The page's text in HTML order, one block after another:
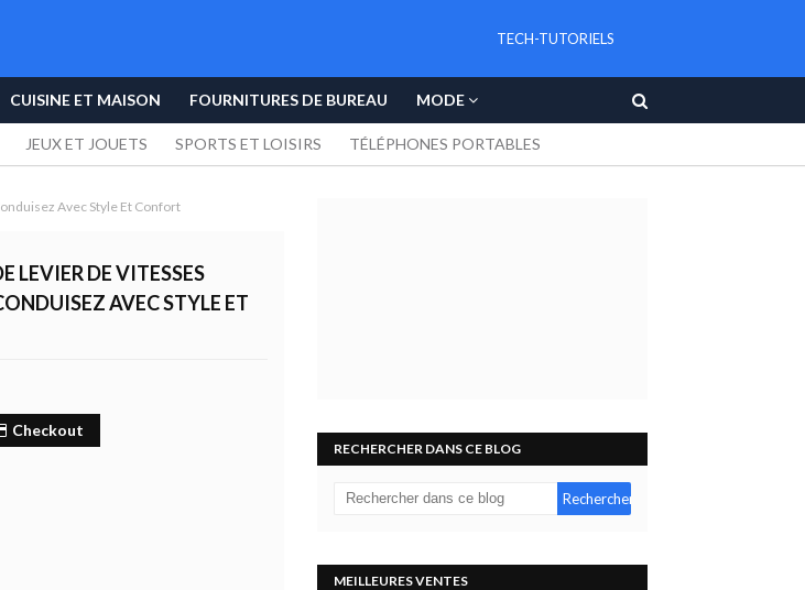
TECH-TUTORIELS
CUISINE ET MAISON FOURNITURES DE BUREAU MODE
JEUX ET JOUETS SPORTS ET LOISIRS TÉLÉPHONES PORTABLES
Avec Style Et Confort
LEVIER DE VITESSES
AVEC STYLE ET
Checkout
RECHERCHER DANS CE BLOG
MEILLEURES VENTES